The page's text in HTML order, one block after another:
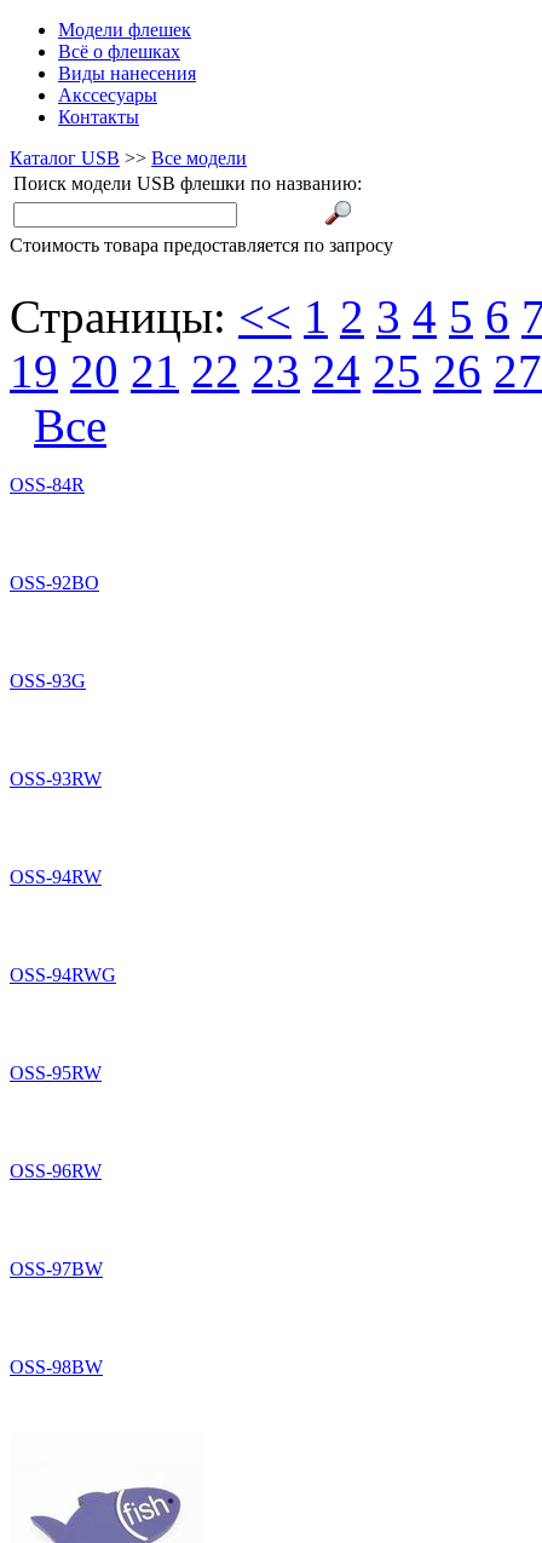
Модели флешек
Всё о флешках
Виды нанесения
Акссесуары
Контакты
Каталог USB >> Все модели
Поиск модели USB флешки по названию:
Cтоимость товара предоставляется по запросу
Страницы: << 1 2 3 4 5 6
19 20 21 22 23 24 25 26 27
Все
OSS-84R
OSS-92BO
OSS-93G
OSS-93RW
OSS-94RW
OSS-94RWG
OSS-95RW
OSS-96RW
OSS-97BW
OSS-98BW